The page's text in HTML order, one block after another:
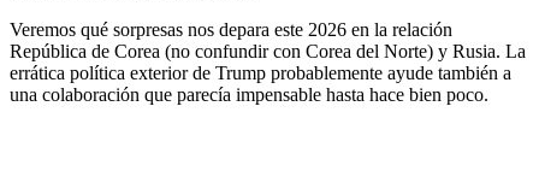
Veremos qué sorpresas nos depara este 2026 en la relación
República de Corea (no confundir con Corea del Norte) y Rusia. La
errática política exterior de Trump probablemente ayude también a
una colaboración que parecía impensable hasta hace bien poco.